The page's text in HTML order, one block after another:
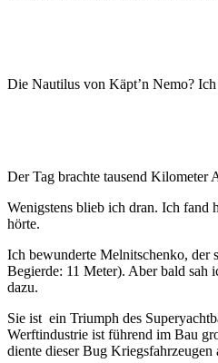
Die Nautilus von Käpt’n Nemo?
Der Tag brachte tausend Kilometer
Wenigstens blieb ich dran. Ich fand
hörte.
Ich bewunderte Melnitschenko, der
Begierde: 11 Meter). Aber bald sah
dazu.
Sie ist ein Triumph des
Werftindustrie ist führend im Bau
diente dieser Bug Kriegsfahrzeugen